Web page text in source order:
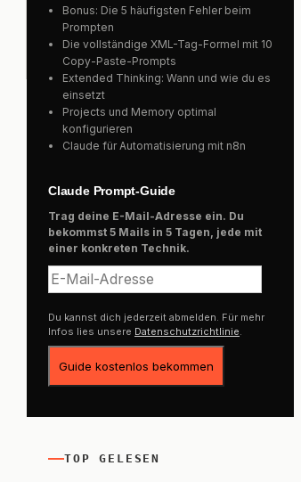
Bonus: Die 5 häufigsten Fehler beim
Prompten
Die vollständige XML-Tag-Formel mit 10
Copy-Paste-Prompts
Extended Thinking: Wann und wie du es
einsetzt
Projects und Memory optimal
konfigurieren
Claude für Automatisierung mit n8n
Claude Prompt-Guide
Trag deine E-Mail-Adresse ein. Du
bekommst 5 Mails in 5 Tagen, jede mit
einer konkreten Technik.
Du kannst dich jederzeit abmelden. Für mehr
Infos lies unsere Datenschutzrichtlinie.
Guide kostenlos bekommen
TOP GELESEN